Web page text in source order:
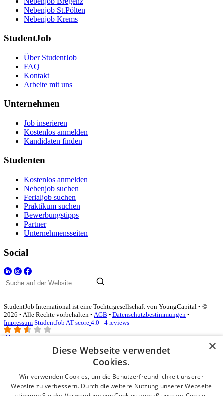
Nebenjob St.Pölten
Nebenjob Krems
StudentJob
Über StudentJob
FAQ
Kontakt
Arbeite mit uns
Unternehmen
Job inserieren
Kostenlos anmelden
Kandidaten finden
Studenten
Kostenlos anmelden
Nebenjob suchen
Ferialjob suchen
Praktikum suchen
Bewerbungstipps
Partner
Unternehmensseiten
Social
StudentJob International ist eine Tochtergesellschaft von YoungCapital • ©
2026 • Alle Rechte vorbehalten • AGB • Datenschutzbestimmungen •
Impressum StudentJob AT score 4.0 - 4 reviews
Login für Unternehmen
E-Mail*
×
Diese Webseite verwendet
Cookies.
Wir verwenden Cookies, um die Benutzerfreundlichkeit unserer
Website zu verbessern. Durch die weitere Nutzung unserer Webseite